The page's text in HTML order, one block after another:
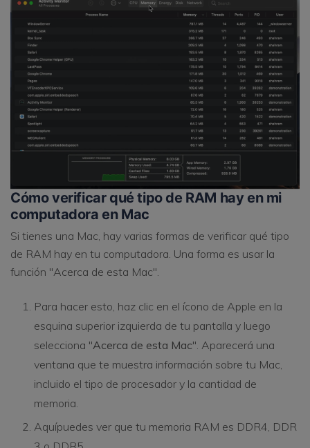
Cómo verificar qué tipo de RAM hay en mi
computadora en Mac
Si tienes una Mac, hay varias formas de verificar qué tipo
de RAM hay en tu computadora. Una forma es usar la
función "Acerca de esta Mac".
Para hacer esto, haz clic en el ícono de Apple en la
esquina superior izquierda de tu pantalla y luego
selecciona "Acerca de esta Mac". Aparecerá una
ventana que te muestra información sobre tu Mac,
incluido el tipo de procesador y la cantidad de
memoria.
Aquípuedes ver que tu memoria RAM es DDR4, DDR